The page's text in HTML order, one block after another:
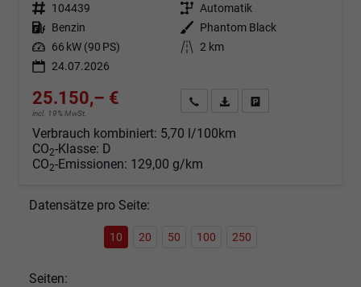
Fahrzeugnr. 104439 Getriebe Automatik
Kraftstoff Benzin Außenfarbe
Phantom Black
Leistung 66 kW (90 PS) Kilometerstand 2 km
24.07.2026
25.150,– €
incl. 19% MwSt.
Angebot anfordern
Fahrzeugexpose (PDF)
Verbrauch kombiniert: 5,70 l/100km
CO2-Klasse: D
CO2-Emissionen: 129,00 g/km
Datensätze pro Seite:
10 20 50 100 250
Seiten: